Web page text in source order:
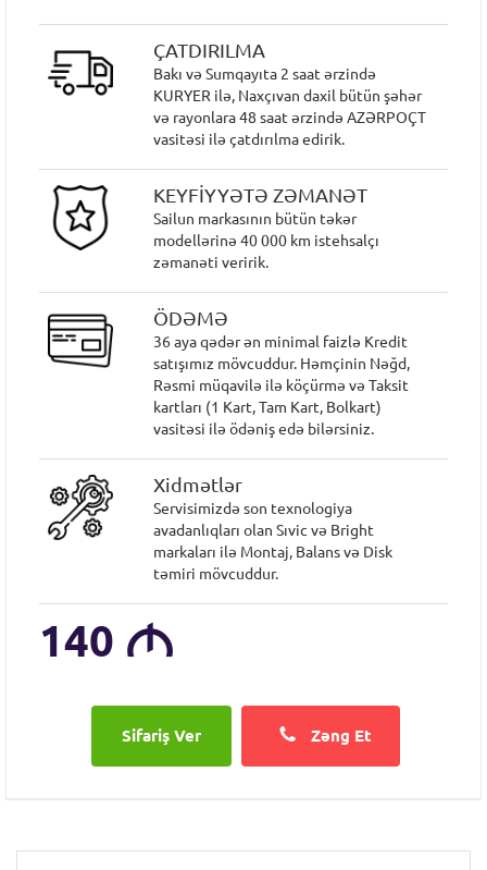
ÇATDIRILMA
Bakı və Sumqayıta 2 saat ərzində
KURYER ilə, Naxçıvan daxil bütün şəhər
və rayonlara 48 saat ərzində AZƏRPOÇT
vasitəsi ilə çatdırılma edirik.
KEYFİYYƏTƏ ZƏMANƏT
Sailun markasının bütün təkər
modellərinə 40 000 km istehsalçı
zəmanəti veririk.
ÖDƏMƏ
36 aya qədər ən minimal faizlə Kredit
satışımız mövcuddur. Həmçinin Nəğd,
Rəsmi müqavilə ilə köçürmə və Taksit
kartları (1 Kart, Tam Kart, Bolkart)
vasitəsi ilə ödəniş edə bilərsiniz.
Xidmətlər
Servisimizdə son texnologiya
avadanlıqları olan Sıvic və Bright
markaları ilə Montaj, Balans və Disk
təmiri mövcuddur.
140 M
Zəng Et